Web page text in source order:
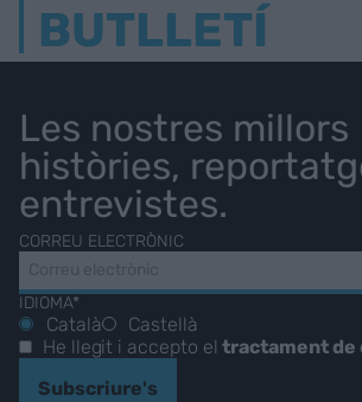
BUTLLETÍ
Les nostres millors
històries,
entrevistes.
CORREU ELECTRÒNIC
IDIOMA*
Català
Castellà
He llegit i accepto eltractament de
Subscriure's